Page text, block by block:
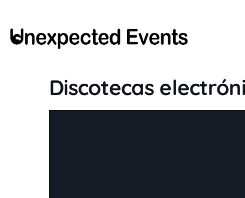
Discotecas